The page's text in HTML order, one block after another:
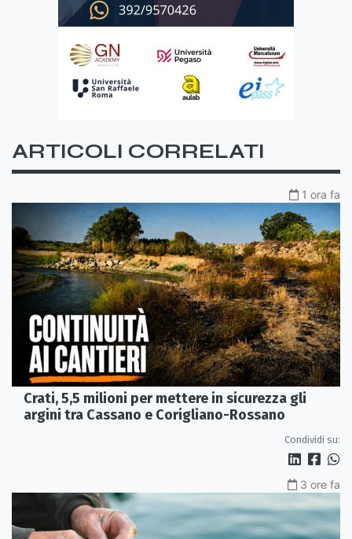
ARTICOLI CORRELATI
1 ora fa
Crati, 5,5 milioni per mettere in sicurezza gli
argini tra Cassano e Corigliano-Rossano
Condividi su:
3 ore fa